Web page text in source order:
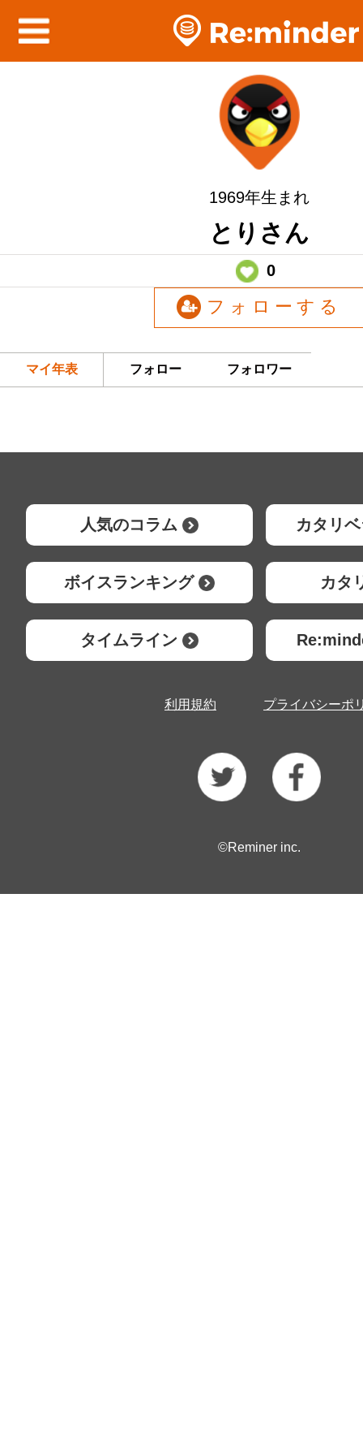
1969年生まれ
とりさん
0
フォローする
マイ年表 フォロー フォロワー
人気のコラム カタリ
ボイスランキング カタ
タイムライン
利用規約 プライバシーポ
©Reminer inc.